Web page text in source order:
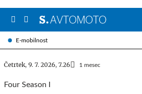
E-mobilnost
Četrtek, 9. 7. 2026, 7.26 1 mesec
Four Season I